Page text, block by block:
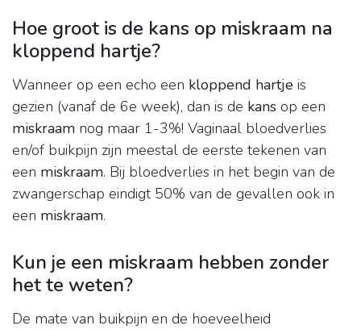
Hoe groot is de kans op miskraam na
kloppend hartje?
Wanneer op een echo een kloppend hartje is
gezien (vanaf de 6e week), dan is de kans op een
miskraam nog maar 1-3%! Vaginaal bloedverlies
en/of buikpijn zijn meestal de eerste tekenen van
een miskraam. Bij bloedverlies in het begin van de
zwangerschap eindigt 50% van de gevallen ook in
een miskraam.
Kun je een miskraam hebben zonder
het te weten?
De mate van buikpijn en de hoeveelheid